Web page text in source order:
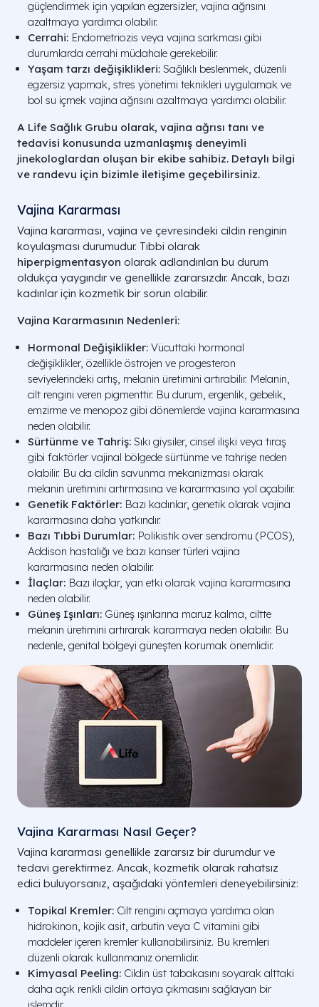
güçlendirmek için yapılan egzersizler, vajina ağrısını
azaltmaya yardımcı olabilir.
Cerrahi: Endometriozis veya vajina sarkması gibi
durumlarda cerrahi müdahale gerekebilir.
Yaşam tarzı değişiklikleri: Sağlıklı beslenmek, düzenli
egzersiz yapmak, stres yönetimi teknikleri uygulamak ve
bol su içmek vajina ağrısını azaltmaya yardımcı olabilir.
A Life Sağlık Grubu olarak, vajina ağrısı tanı ve
tedavisi konusunda uzmanlaşmış deneyimli
jinekologlardan oluşan bir ekibe sahibiz. Detaylı bilgi
ve randevu için bizimle iletişime geçebilirsiniz.
Vajina Kararması​
Vajina kararması, vajina ve çevresindeki cildin renginin
koyulaşması durumudur. Tıbbi olarak
hiperpigmentasyon olarak adlandırılan bu durum
oldukça yaygındır ve genellikle zararsızdır. Ancak, bazı
kadınlar için kozmetik bir sorun olabilir.
Vajina Kararmasının Nedenleri:
Hormonal Değişiklikler: Vücuttaki hormonal
değişiklikler, özellikle östrojen ve progesteron
seviyelerindeki artış, melanin üretimini artırabilir. Melanin,
cilt rengini veren pigmenttir. Bu durum, ergenlik, gebelik,
emzirme ve menopoz gibi dönemlerde vajina kararmasına
neden olabilir.
Sürtünme ve Tahriş: Sıkı giysiler, cinsel ilişki veya tıraş
gibi faktörler vajinal bölgede sürtünme ve tahrişe neden
olabilir. Bu da cildin savunma mekanizması olarak
melanin üretimini artırmasına ve kararmasına yol açabilir.
Genetik Faktörler: Bazı kadınlar, genetik olarak vajina
kararmasına daha yatkındır.
Bazı Tıbbi Durumlar: Polikistik over sendromu (PCOS),
Addison hastalığı ve bazı kanser türleri vajina
kararmasına neden olabilir.
İlaçlar: Bazı ilaçlar, yan etki olarak vajina kararmasına
neden olabilir.
Güneş Işınları: Güneş ışınlarına maruz kalma, ciltte
melanin üretimini artırarak kararmaya neden olabilir. Bu
nedenle, genital bölgeyi güneşten korumak önemlidir.
Vajina Kararması Nasıl Geçer?
Vajina kararması genellikle zararsız bir durumdur ve
tedavi gerektirmez. Ancak, kozmetik olarak rahatsız
edici buluyorsanız, aşağıdaki yöntemleri deneyebilirsiniz:
Topikal Kremler: Cilt rengini açmaya yardımcı olan
hidrokinon, kojik asit, arbutin veya C vitamini gibi
maddeler içeren kremler kullanabilirsiniz. Bu kremleri
düzenli olarak kullanmanız önemlidir.
Kimyasal Peeling: Cildin üst tabakasını soyarak alttaki
daha açık renkli cildin ortaya çıkmasını sağlayan bir